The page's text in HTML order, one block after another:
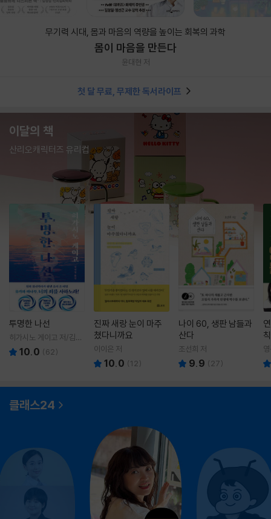
무기력 시대, 몸과 마음의 역량을 높이는 회복의 과학
몸이 마음을 만든다
윤대현 저
첫 달 무료, 무제한 독서라이프
이달의 책
산리오캐릭터즈 유리컵
투명한 나선
히가시노 게이고 저/김선
영 역10.0 (62)
진짜 새랑 눈이 마주
쳤다니까요
이이은 저
10.0 (12)
나이 60, 생판 남들과
산다
조선희 저
9.9 ( 27)
칙
클래스24